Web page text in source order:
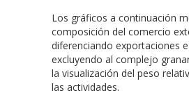
Los gráficos a continuación
composición del comercio
diferenciando exportaciones
excluyendo al complejo
la visualización del peso
las actividades.